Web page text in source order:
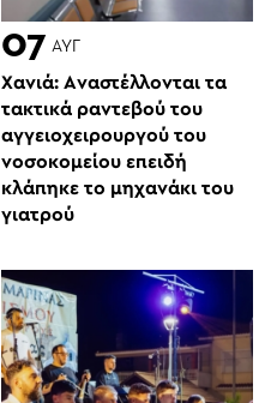
07 ΑΥΓ
Χανιά: Aναστέλλονται τα
τακτικά ραντεβού του
αγγειοχειρουργού του
νοσοκομείου επειδή
κλάπηκε το μηχανάκι του
γιατρού